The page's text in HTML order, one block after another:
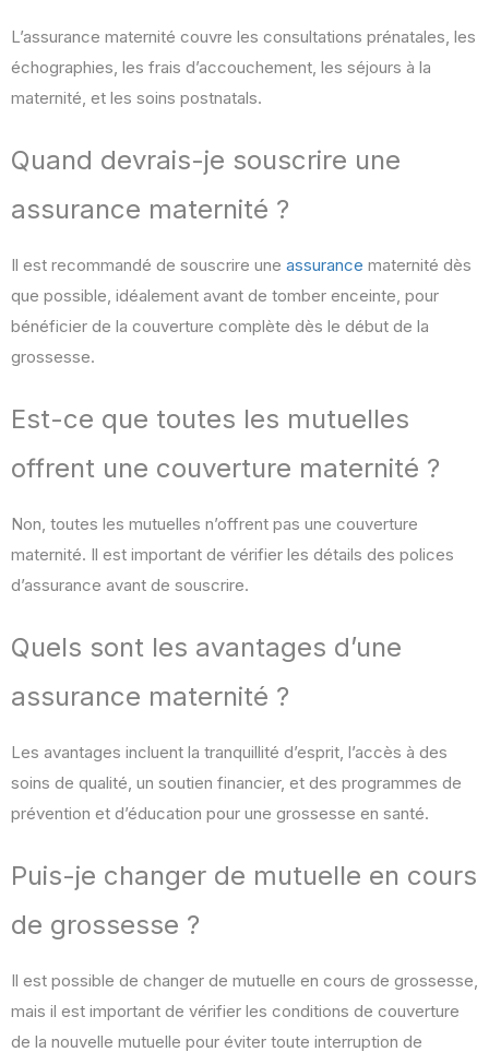
L’assurance maternité couvre les consultations prénatales, les
échographies, les frais d’accouchement, les séjours à la
maternité, et les soins postnatals.
Quand devrais-je souscrire une
assurance maternité ?
Il est recommandé de souscrire une assurance maternité dès
que possible, idéalement avant de tomber enceinte, pour
bénéficier de la couverture complète dès le début de la
grossesse.
Est-ce que toutes les mutuelles
offrent une couverture maternité ?
Non, toutes les mutuelles n’offrent pas une couverture
maternité. Il est important de vérifier les détails des polices
d’assurance avant de souscrire.
Quels sont les avantages d’une
assurance maternité ?
Les avantages incluent la tranquillité d’esprit, l’accès à des
soins de qualité, un soutien financier, et des programmes de
prévention et d’éducation pour une grossesse en santé.
Puis-je changer de mutuelle en cours
de grossesse ?
Il est possible de changer de mutuelle en cours de grossesse,
mais il est important de vérifier les conditions de couverture
de la nouvelle mutuelle pour éviter toute interruption de